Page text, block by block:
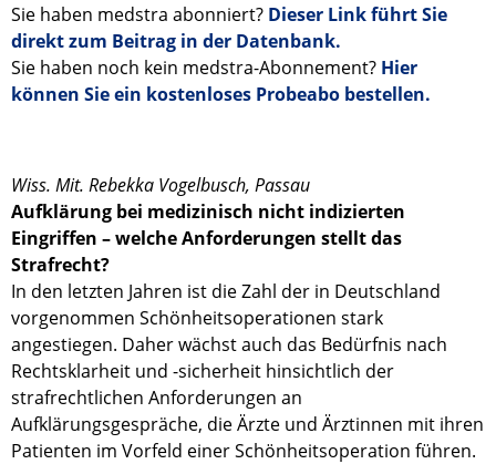
Sie haben medstra abonniert? Dieser Link führt Sie
direkt zum Beitrag in der Datenbank.
Sie haben noch kein medstra-Abonnement? Hier
können Sie ein kostenloses Probeabo bestellen.
Wiss. Mit. Rebekka Vogelbusch, Passau
Aufklärung bei medizinisch nicht indizierten
Eingriffen – welche Anforderungen stellt das
Strafrecht?
In den letzten Jahren ist die Zahl der in Deutschland
vorgenommen Schönheitsoperationen stark
angestiegen. Daher wächst auch das Bedürfnis nach
Rechtsklarheit und -sicherheit hinsichtlich der
strafrechtlichen Anforderungen an
Aufklärungsgespräche, die Ärzte und Ärztinnen mit ihren
Patienten im Vorfeld einer Schönheitsoperation führen.